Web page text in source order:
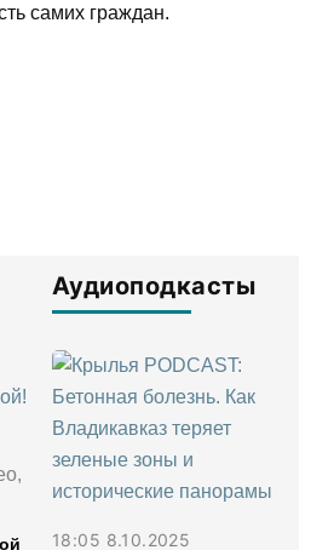
самих граждан.
Аудиоподкасты
18:05 8.10.2025